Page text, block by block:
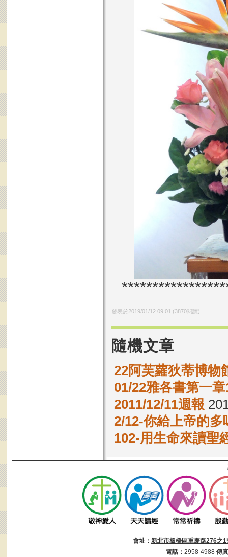
發表於2019/01/12 09:01 (3870閱讀)
隨機文章
22阿芙蘿狄蒂博
01/22雅各書第一
2011/12/11週報
2/12-你給上帝的多
102-用生命來讀聖
會址： 新北市板橋區重慶路276之1
電話： 2958-4988 傳